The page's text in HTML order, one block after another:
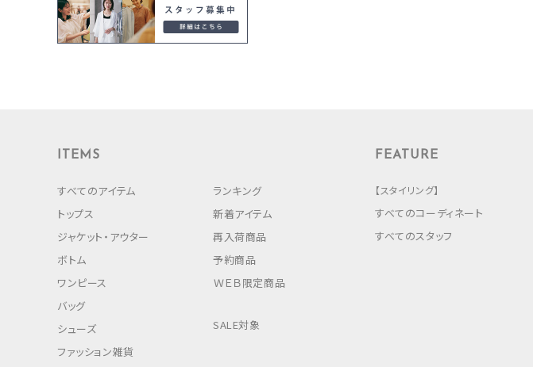
ITEMS
すべてのアイテム
トップス
ジャケット・アウター
ボトム
ワンピース
バッグ
シューズ
ファッション雑貨
ランキング
新着アイテム
再入荷商品
予約商品
ＷＥＢ限定商品
SALE対象
FEATURE
【スタイリング】
すべてのコーディネート
すべてのスタッフ